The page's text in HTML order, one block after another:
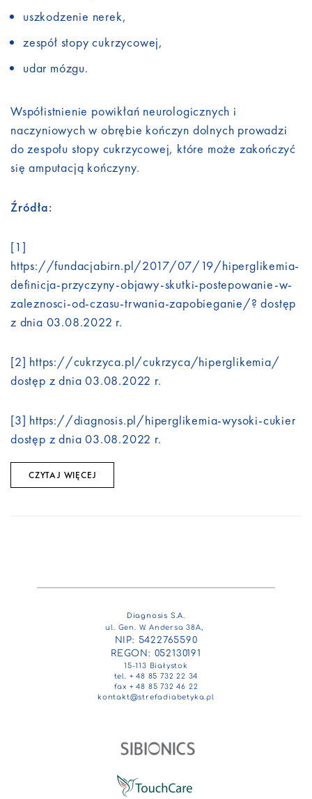
uszkodzenie nerek,
zespół stopy cukrzycowej,
udar mózgu.
Współistnienie powikłań neurologicznych i
naczyniowych w obrębie kończyn dolnych prowadzi
do zespołu stopy cukrzycowej, które może zakończyć
się amputacją kończyny.
Źródła:
[1]
https://fundacjabirn.pl/2017/07/19/hiperglikemia-
definicja-przyczyny-objawy-skutki-postepowanie-w-
zaleznosci-od-czasu-trwania-zapobieganie/? dostęp
z dnia 03.08.2022 r.
[2] https://cukrzyca.pl/cukrzyca/hiperglikemia/
dostęp z dnia 03.08.2022 r.
[3] https://diagnosis.pl/hiperglikemia-wysoki-cukier
dostęp z dnia 03.08.2022 r.
CZYTAJ WIĘCEJ
Diagnosis S.A.
ul. Gen. W. Andersa 38A,
NIP: 5422765590
REGON: 052130191
15-113 Białystok
tel. + 48 85 732 22 34
fax + 48 85 732 46 22
kontakt@strefadiabetyka.pl